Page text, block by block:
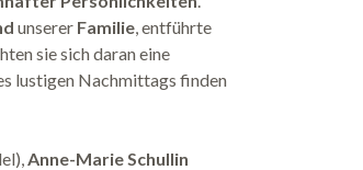
unserer Familie, entführte
sie sich daran eine
lustigen Nachmittags finden
Anne-Marie Schullin